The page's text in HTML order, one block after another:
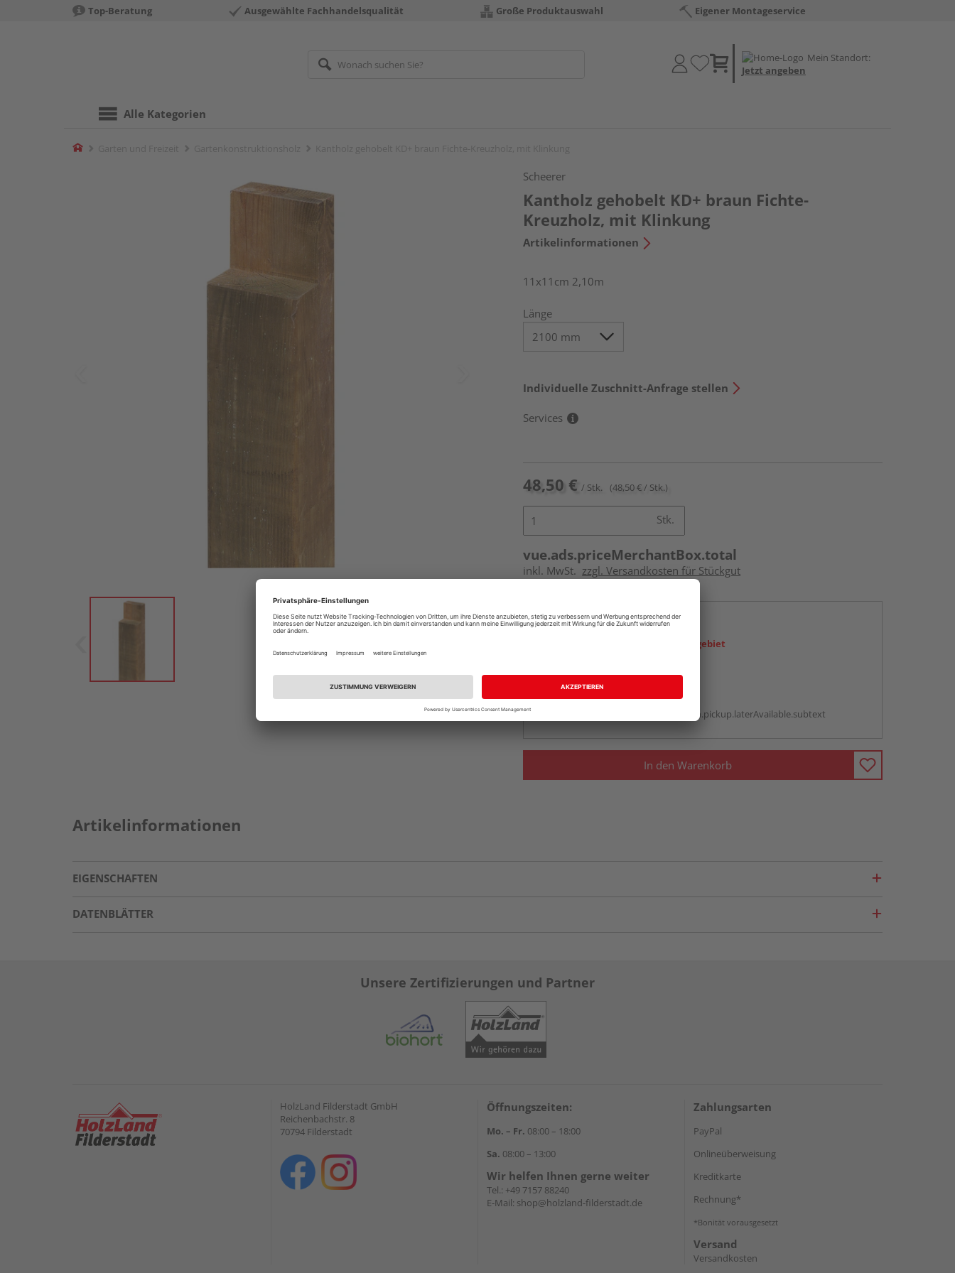
Top-Beratung Ausgewählte Fachhandelsqualität Große Produktauswahl Eigener Montageservice
Mein Standort:
Jetzt angeben
Alle Kategorien
Home
Scheerer
Kantholz gehobelt KD+ braun Fichte-
Kreuzholz, mit Klinkung
Artikelinformationen
11x11cm 2,10m
Länge
Individuelle Zuschnitt-Anfrage stellen
Services
48,50 € / Stk. (48,50 € / Stk.)
Stk.
vue.ads.priceMerchantBox.total
inkl. MwSt.zzgl. Versandkosten für Stückgut
Online bestellen
Ihr Standort ist nicht im Liefergebiet
Beim Händler abholen
Auf Vorbestellung:
vue.ads.priceMerchantBox.option.pickup.laterAvailable.subtext
In den Warenkorb
Artikelinformationen
EIGENSCHAFTEN
DATENBLÄTTER
Unsere Zertifizierungen und Partner
HolzLand Filderstadt GmbH
Reichenbachstr. 8
70794 Filderstadt
Öffnungszeiten:
Mo. – Fr. 08:00 – 18:00
Sa. 08:00 – 13:00
Wir helfen Ihnen gerne weiter
Tel.: +49 7157 88240
E-Mail: shop@holzland-filderstadt.de
Zahlungsarten
PayPal
Onlineüberweisung
Kreditkarte
Rechnung*
*Bonität vorausgesetzt
Versand
Versandkosten